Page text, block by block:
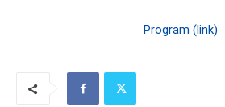
Program (link)